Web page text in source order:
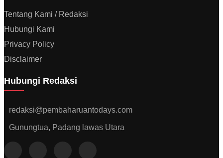
Tentang Kami / Redaksi
Hubungi Kami
Privacy Policy
Disclaimer
Hubungi Redaksi
redaksi@pembaharuantodays.com
Gunungtua, Padang lawas Utara